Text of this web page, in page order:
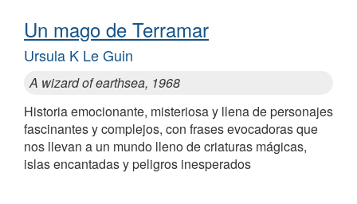
Un mago de Terramar
Ursula K Le Guin
A wizard of earthsea, 1968
Historia emocionante, misteriosa y llena de personajes
fascinantes y complejos, con frases evocadoras que
nos llevan a un mundo lleno de criaturas mágicas,
islas encantadas y peligros inesperados